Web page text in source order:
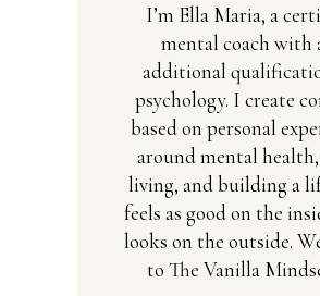
I’m Ella Maria, a
mental coach with
additional
psychology. I create
based on personal
around mental
living, and building a
feels as good on the
looks on the outside.
to The Vanilla